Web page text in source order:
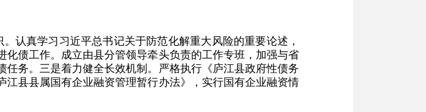
认真学习习近平总书记关于防范化解重大风险的重要论述，
债工作。成立由县分管领导牵头负责的工作专班，加强与省
务。三是着力健全长效机制。严格执行《庐江县政府性债务
县县属国有企业融资管理暂行办法》，实行国有企业融资情